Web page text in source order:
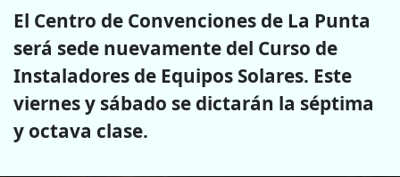
El Centro de Convenciones de La Punta
será sede nuevamente del Curso de
Instaladores de Equipos Solares. Este
viernes y sábado se dictarán la séptima
y octava clase.